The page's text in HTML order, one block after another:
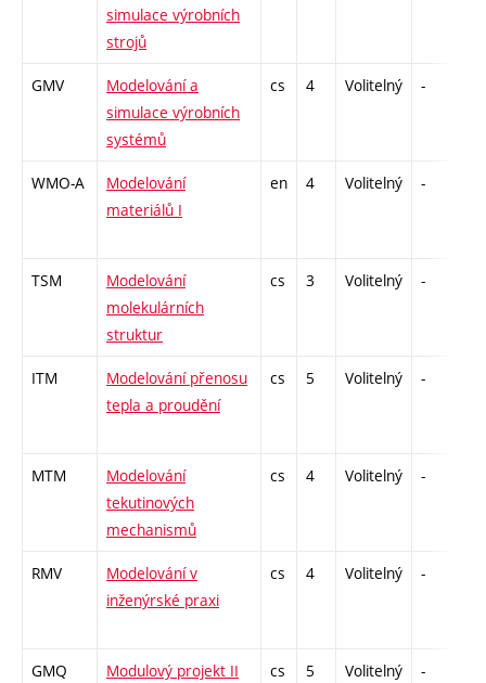
simulace výrobních
strojů
GMV
Modelování a
simulace výrobních
systémů
cs 4 Volitelný -
WMO-A
Modelování
materiálů I
en 4 Volitelný -
TSM
Modelování
molekulárních
struktur
cs 3 Volitelný -
ITM
Modelování přenosu
tepla a proudění
cs 5 Volitelný -
MTM
Modelování
tekutinových
mechanismů
cs 4 Volitelný -
RMV
Modelování v
inženýrské praxi
cs 4 Volitelný -
GMQ Modulový projekt II cs 5 Volitelný -